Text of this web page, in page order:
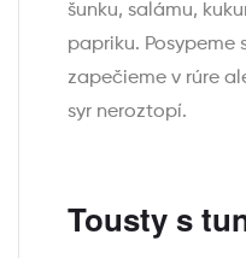
šunku, salámu,
papriku. Posypeme
zapečieme v rúre
syr neroztopí.
Tousty s